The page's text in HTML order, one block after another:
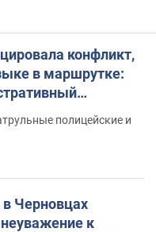
конфликт,
в маршрутке:
полицейские и
Черновцах
к